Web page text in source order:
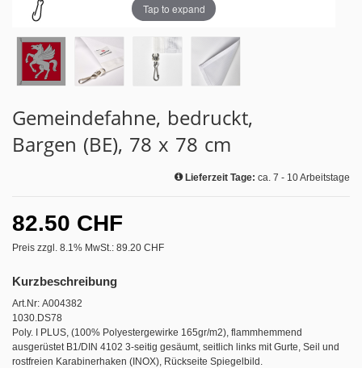
Tap to expand
Gemeindefahne, bedruckt,
Bargen (BE), 78 x 78 cm
Lieferzeit Tage: ca. 7 - 10 Arbeitstage
82.50 CHF
Preis zzgl. 8.1% MwSt.: 89.20 CHF
Kurzbeschreibung
Art.Nr: A004382
1030.DS78
Poly. I PLUS, (100% Polyestergewirke 165gr/m2), flammhemmend
ausgerüstet B1/DIN 4102 3-seitig gesäumt, seitlich links mit Gurte, Seil und
rostfreien Karabinerhaken (INOX), Rückseite Spiegelbild.